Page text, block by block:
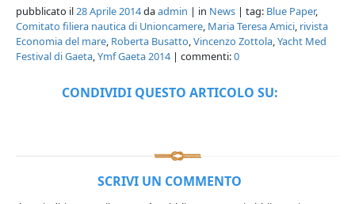
pubblicato il28 Aprile 2014daadmin | in News | tag: Blue Paper,
Comitato filiera nautica di Unioncamere, Maria Teresa Amici, rivista
Economia del mare, Roberta Busatto,Vincenzo Zottola,Yacht Med
Festival di Gaeta,Ymf Gaeta 2014 | commenti:0
CONDIVIDI QUESTO ARTICOLO SU:
SCRIVI UN COMMENTO